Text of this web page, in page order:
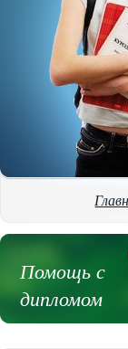
Помощь с
дипломом